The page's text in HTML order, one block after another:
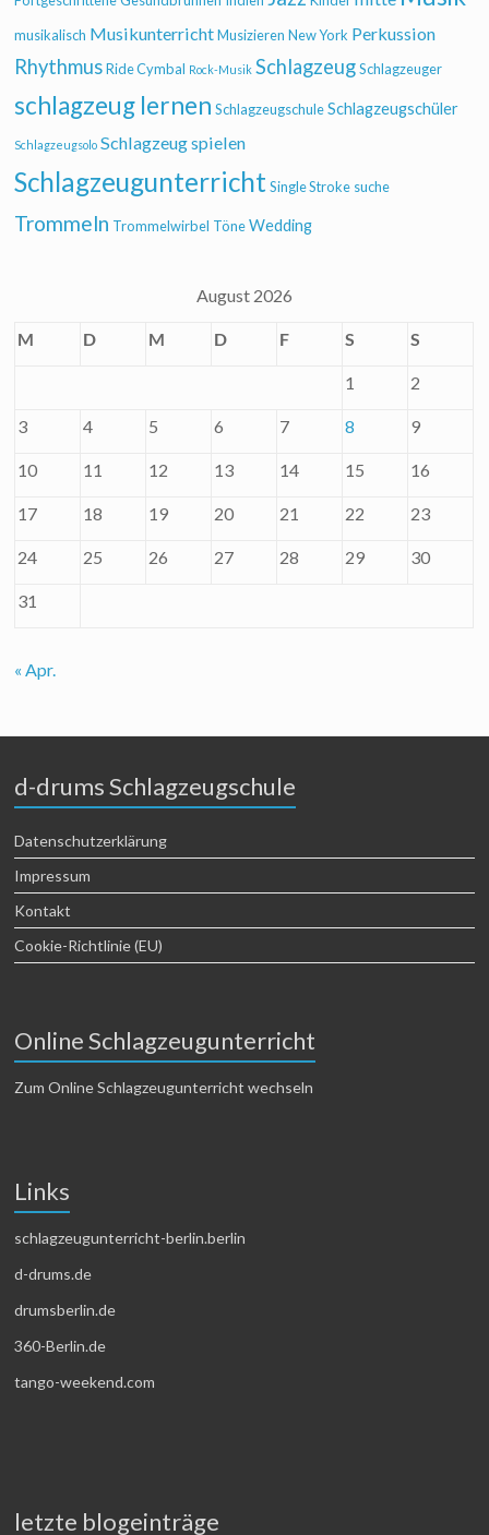
musikalisch Musikunterricht Musizieren New York Perkussion
Rhythmus Ride Cymbal Rock-Musik Schlagzeug Schlagzeuger
schlagzeug lernen Schlagzeugschule Schlagzeugschüler
Schlagzeugsolo Schlagzeug spielen
Schlagzeugunterricht Single Stroke suche
Trommeln Trommelwirbel Töne Wedding
August 2026
M D M D F S S
1 2
3 4 5 6 7 8 9
10 11 12 13 14 15 16
17 18 19 20 21 22 23
24 25 26 27 28 29 30
31
« Apr.
d-drums Schlagzeugschule
Datenschutzerklärung
Impressum
Kontakt
Cookie-Richtlinie (EU)
Online Schlagzeugunterricht
Zum Online Schlagzeugunterricht wechseln
Links
schlagzeugunterricht-berlin.berlin
d-drums.de
drumsberlin.de
360-Berlin.de
tango-weekend.com
letzte blogeinträge